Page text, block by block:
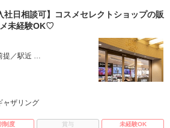
社日相談可】コスメセレクトショップの販
未経験OK♡
提／駅近 …
ャザリング
制度 賞与
未経験OK